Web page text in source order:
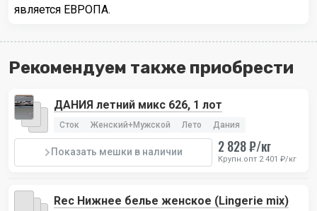
является ЕВРОПА.
Рекомендуем также приобрести
ДАНИЯ летний микс 626, 1 лот
Сток Женский+Мужской Лето Дания
Показать мешки в наличии 2 828 ₽/кг
Крупн.опт 2 401 ₽/кг
Rec Нижнее белье женское (Lingerie mix)